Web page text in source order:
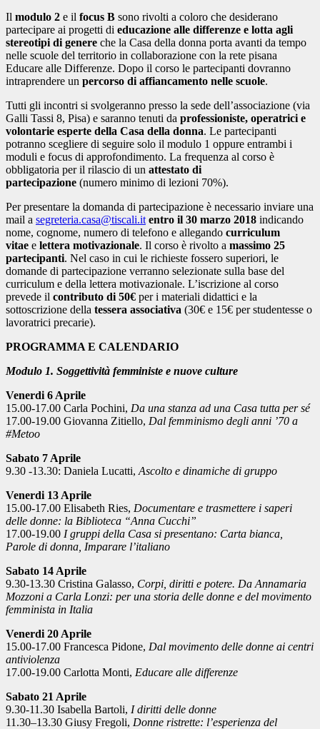
Il modulo 2 e il focus B sono rivolti a coloro che desiderano
partecipare ai progetti di educazione alle differenze e lotta agli
stereotipi di genere che la Casa della donna porta avanti da tempo
nelle scuole del territorio in collaborazione con la rete pisana
Educare alle Differenze. Dopo il corso le partecipanti dovranno
intraprendere un percorso di affiancamento nelle scuole.
Tutti gli incontri si svolgeranno presso la sede dell’associazione (via
Galli Tassi 8, Pisa) e saranno tenuti da professioniste, operatrici e
volontarie esperte della Casa della donna. Le partecipanti
potranno scegliere di seguire solo il modulo 1 oppure entrambi i
moduli e focus di approfondimento. La frequenza al corso è
obbligatoria per il rilascio di un attestato di
partecipazione (numero minimo di lezioni 70%).
Per presentare la domanda di partecipazione è necessario inviare una
mail a segreteria.casa@tiscali.it entro il 30 marzo 2018 indicando
nome, cognome, numero di telefono e allegando curriculum
vitae e lettera motivazionale. Il corso è rivolto a massimo 25
partecipanti. Nel caso in cui le richieste fossero superiori, le
domande di partecipazione verranno selezionate sulla base del
curriculum e della lettera motivazionale. L’iscrizione al corso
prevede il contributo di 50€ per i materiali didattici e la
sottoscrizione della tessera associativa (30€ e 15€ per studentesse o
lavoratrici precarie).
PROGRAMMA E CALENDARIO
Modulo 1. Soggettività femministe e nuove culture
Venerdi 6 Aprile
15.00-17.00 Carla Pochini, Da una stanza ad una Casa tutta per sé
17.00-19.00 Giovanna Zitiello, Dal femminismo degli anni ’70 a
#Metoo
Sabato 7 Aprile
9.30 -13.30: Daniela Lucatti,Ascolto e dinamiche di gruppo
Venerdi 13 Aprile
15.00-17.00 Elisabeth Ries, Documentare e trasmettere i saperi
delle donne: la Biblioteca “Anna Cucchi”
17.00-19.00 I gruppi della Casa si presentano: Carta bianca,
Parole di donna, Imparare l’italiano
Sabato 14 Aprile
9.30-13.30 Cristina Galasso, Corpi, diritti e potere. Da Annamaria
Mozzoni a Carla Lonzi: per una storia delle donne e del movimento
femminista in Italia
Venerdi 20 Aprile
15.00-17.00 Francesca Pidone, Dal movimento delle donne ai centri
antiviolenza
17.00-19.00 Carlotta Monti, Educare alle differenze
Sabato 21 Aprile
9.30-11.30 Isabella Bartoli, I diritti delle donne
11.30–13.30 Giusy Fregoli, Donne ristrette: l’esperienza del